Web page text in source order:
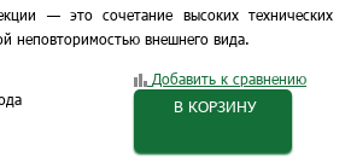
— это сочетание высоких технических
неповторимостью внешнего вида.
Добавить к сравнению
В КОРЗИНУ